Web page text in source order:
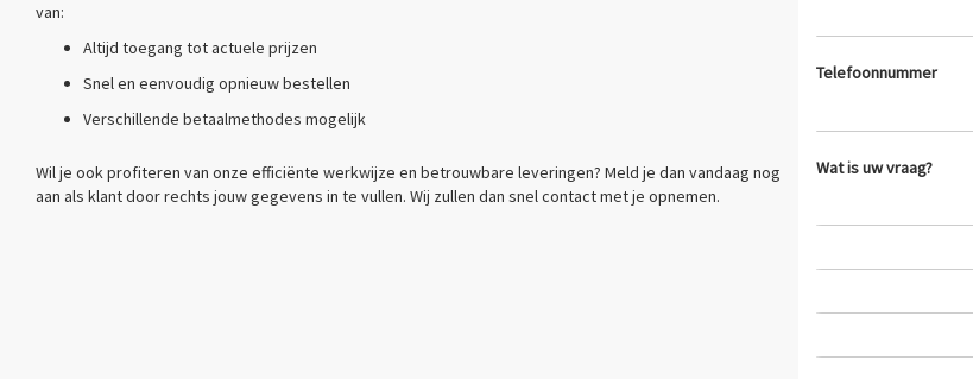
van:
Altijd toegang tot actuele prijzen
Snel en eenvoudig opnieuw bestellen
Verschillende betaalmethodes mogelijk
Wil je ook profiteren van onze efficiënte werkwijze en betrouwbare leveringen? Meld je dan vandaag nog
aan als klant door rechts jouw gegevens in te vullen. Wij zullen dan snel contact met je opnemen.
Telefoonnummer
Wat is uw vraag?